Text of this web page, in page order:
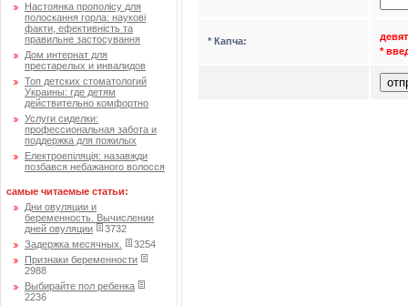
Настоянка прополісу для
полоскання горла: наукові
факти, ефективність та
правильне застосування
Дом интернат для
престарелых и инвалидов
Топ детских стоматологий
Украины: где детям
действительно комфортно
Услуги сиделки:
профессиональная забота и
поддержка для пожилых
Електроепіляція: назавжди
позбався небажаного волосся
самые читаемые статьи:
Дни овуляции и
беременность. Вычислении
дней овуляции
3732
Задержка месячных.
3254
Признаки беременности
2988
Выбирайте пол ребенка
2236
* Капча:
*